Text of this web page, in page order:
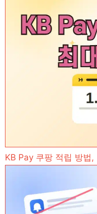
KB Pay 쿠팡 적립 방법